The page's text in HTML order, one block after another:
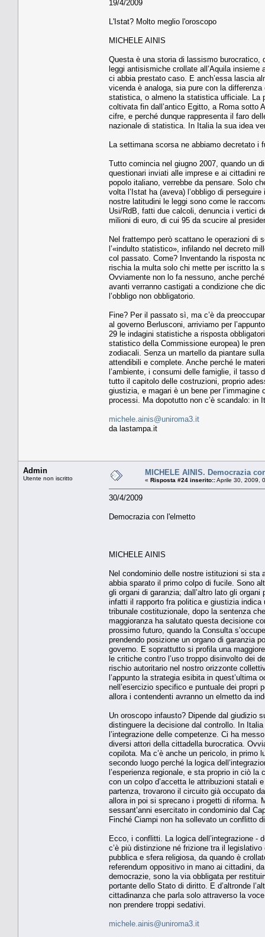
19/4/2009
L'Istat? Molto meglio l'oroscopo
MICHELE AINIS
Questa è una storia di lassismo burocratico,
leggi antisismiche crollate all’Aquila insieme
ci abbia prestato caso. E anch’essa lascia
vicenda è analoga, sia pure con la
statistica, o almeno la statistica ufficiale. La
coltivata fin dall’antico Egitto, a Roma sotto
cifre, e perché dunque rappresenta il faro
nazionale di statistica. In Italia la sua idea
La settimana scorsa ne abbiamo decretato i
Tutto comincia nel giugno 2007, quando un
questionari inviati alle imprese e ai cittadini
popolo italiano, verrebbe da pensare. Solo
volta l’Istat ha (aveva) l’obbligo di
nostre latitudini le leggi sono come le
Usi/RdB, fatti due calcoli, denuncia i vertici
milioni di euro, di cui 95 da scucire al
Nel frattempo però scattano le operazioni di
l’«indulto statistico», infilando nel decreto
col passato. Come? Inventando la risposta
rischia la multa solo chi mette per iscritto la
Ovviamente non lo fa nessuno, anche
avanti verranno castigati a condizione che
l’obbligo non obbligatorio.
Fine? Per il passato sì, ma c’è da
al governo Berlusconi, arriviamo per
29 le indagini statistiche a risposta
statistico della Commissione europea) le
zodiacali. Senza un martello da piantare
attendibili e complete. Anche perché le
l’ambiente, i consumi delle famiglie, il tasso
tutto il capitolo delle costruzioni, proprio
giustizia, e magari è un bene per
processi. Ma dopotutto non c’è scandalo: in
michele.ainis@uniroma3.it
da lastampa.it
Admin
Utente non iscritto
MICHELE AINIS. Democrazia
« Risposta #24 inserito::Aprile 30, 2009,
30/4/2009
Democrazia con l'elmetto
MICHELE AINIS
Nel condominio delle nostre istituzioni si sta
abbia sparato il primo colpo di fucile. Sono
gli organi di garanzia; dall’altro lato gli
infatti il rapporto fra politica e giustizia
tribunale costituzionale, dopo la sentenza
maggioranza ha salutato questa decisione
prossimo futuro, quando la Consulta
prendendo posizione un organo di garanzia
governo. E soprattutto si profila una
le critiche contro l’uso troppo disinvolto dei
rischio autoritario nel nostro orizzonte
l’appunto la strategia esibita in
nell’esercizio specifico e puntuale dei propri
allora i contendenti avranno un elmetto da
Un oroscopo infausto? Dipende dal giudizio
distinguere la decisione dal controllo. In
l’integrazione delle competenze. Ci ha
diversi attori della cittadella burocratica.
copilota. Ma c’è anche un pericolo, in
secondo luogo perché la logica
l’esperienza regionale, e sta proprio in ciò
con un colpo d’accetta le attribuzioni statali
partenza, trovarono il circuito già occupato
allora in poi si sprecano i progetti di riforma.
sessant’anni esercitato in condominio dal
Finché Ciampi non ha sollevato un conflitto
Ecco, i conflitti. La logica dell’integrazione -
c’è più distinzione né frizione tra il legislativo
pubblica e sfera religiosa, da quando è
referendum oppositivo in mano ai cittadini,
democrazie, sono la via obbligata per
portante dello Stato di diritto. E d’altronde
cittadinanza che parla solo attraverso la
non prendere troppi sedativi.
michele.ainis@uniroma3.it